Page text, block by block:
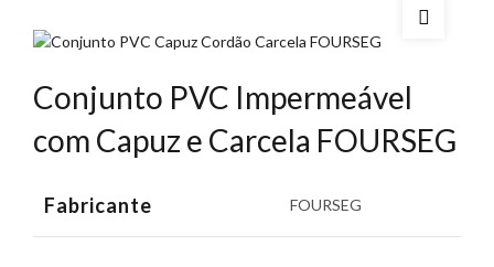
Conjunto PVC Impermeável
com Capuz e Carcela FOURSEG
Fabricante FOURSEG